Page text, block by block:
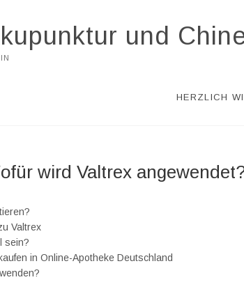
und
HERZLICH
wird Valtrex
Valtrex
sein?
in Online-Apotheke Deutschland